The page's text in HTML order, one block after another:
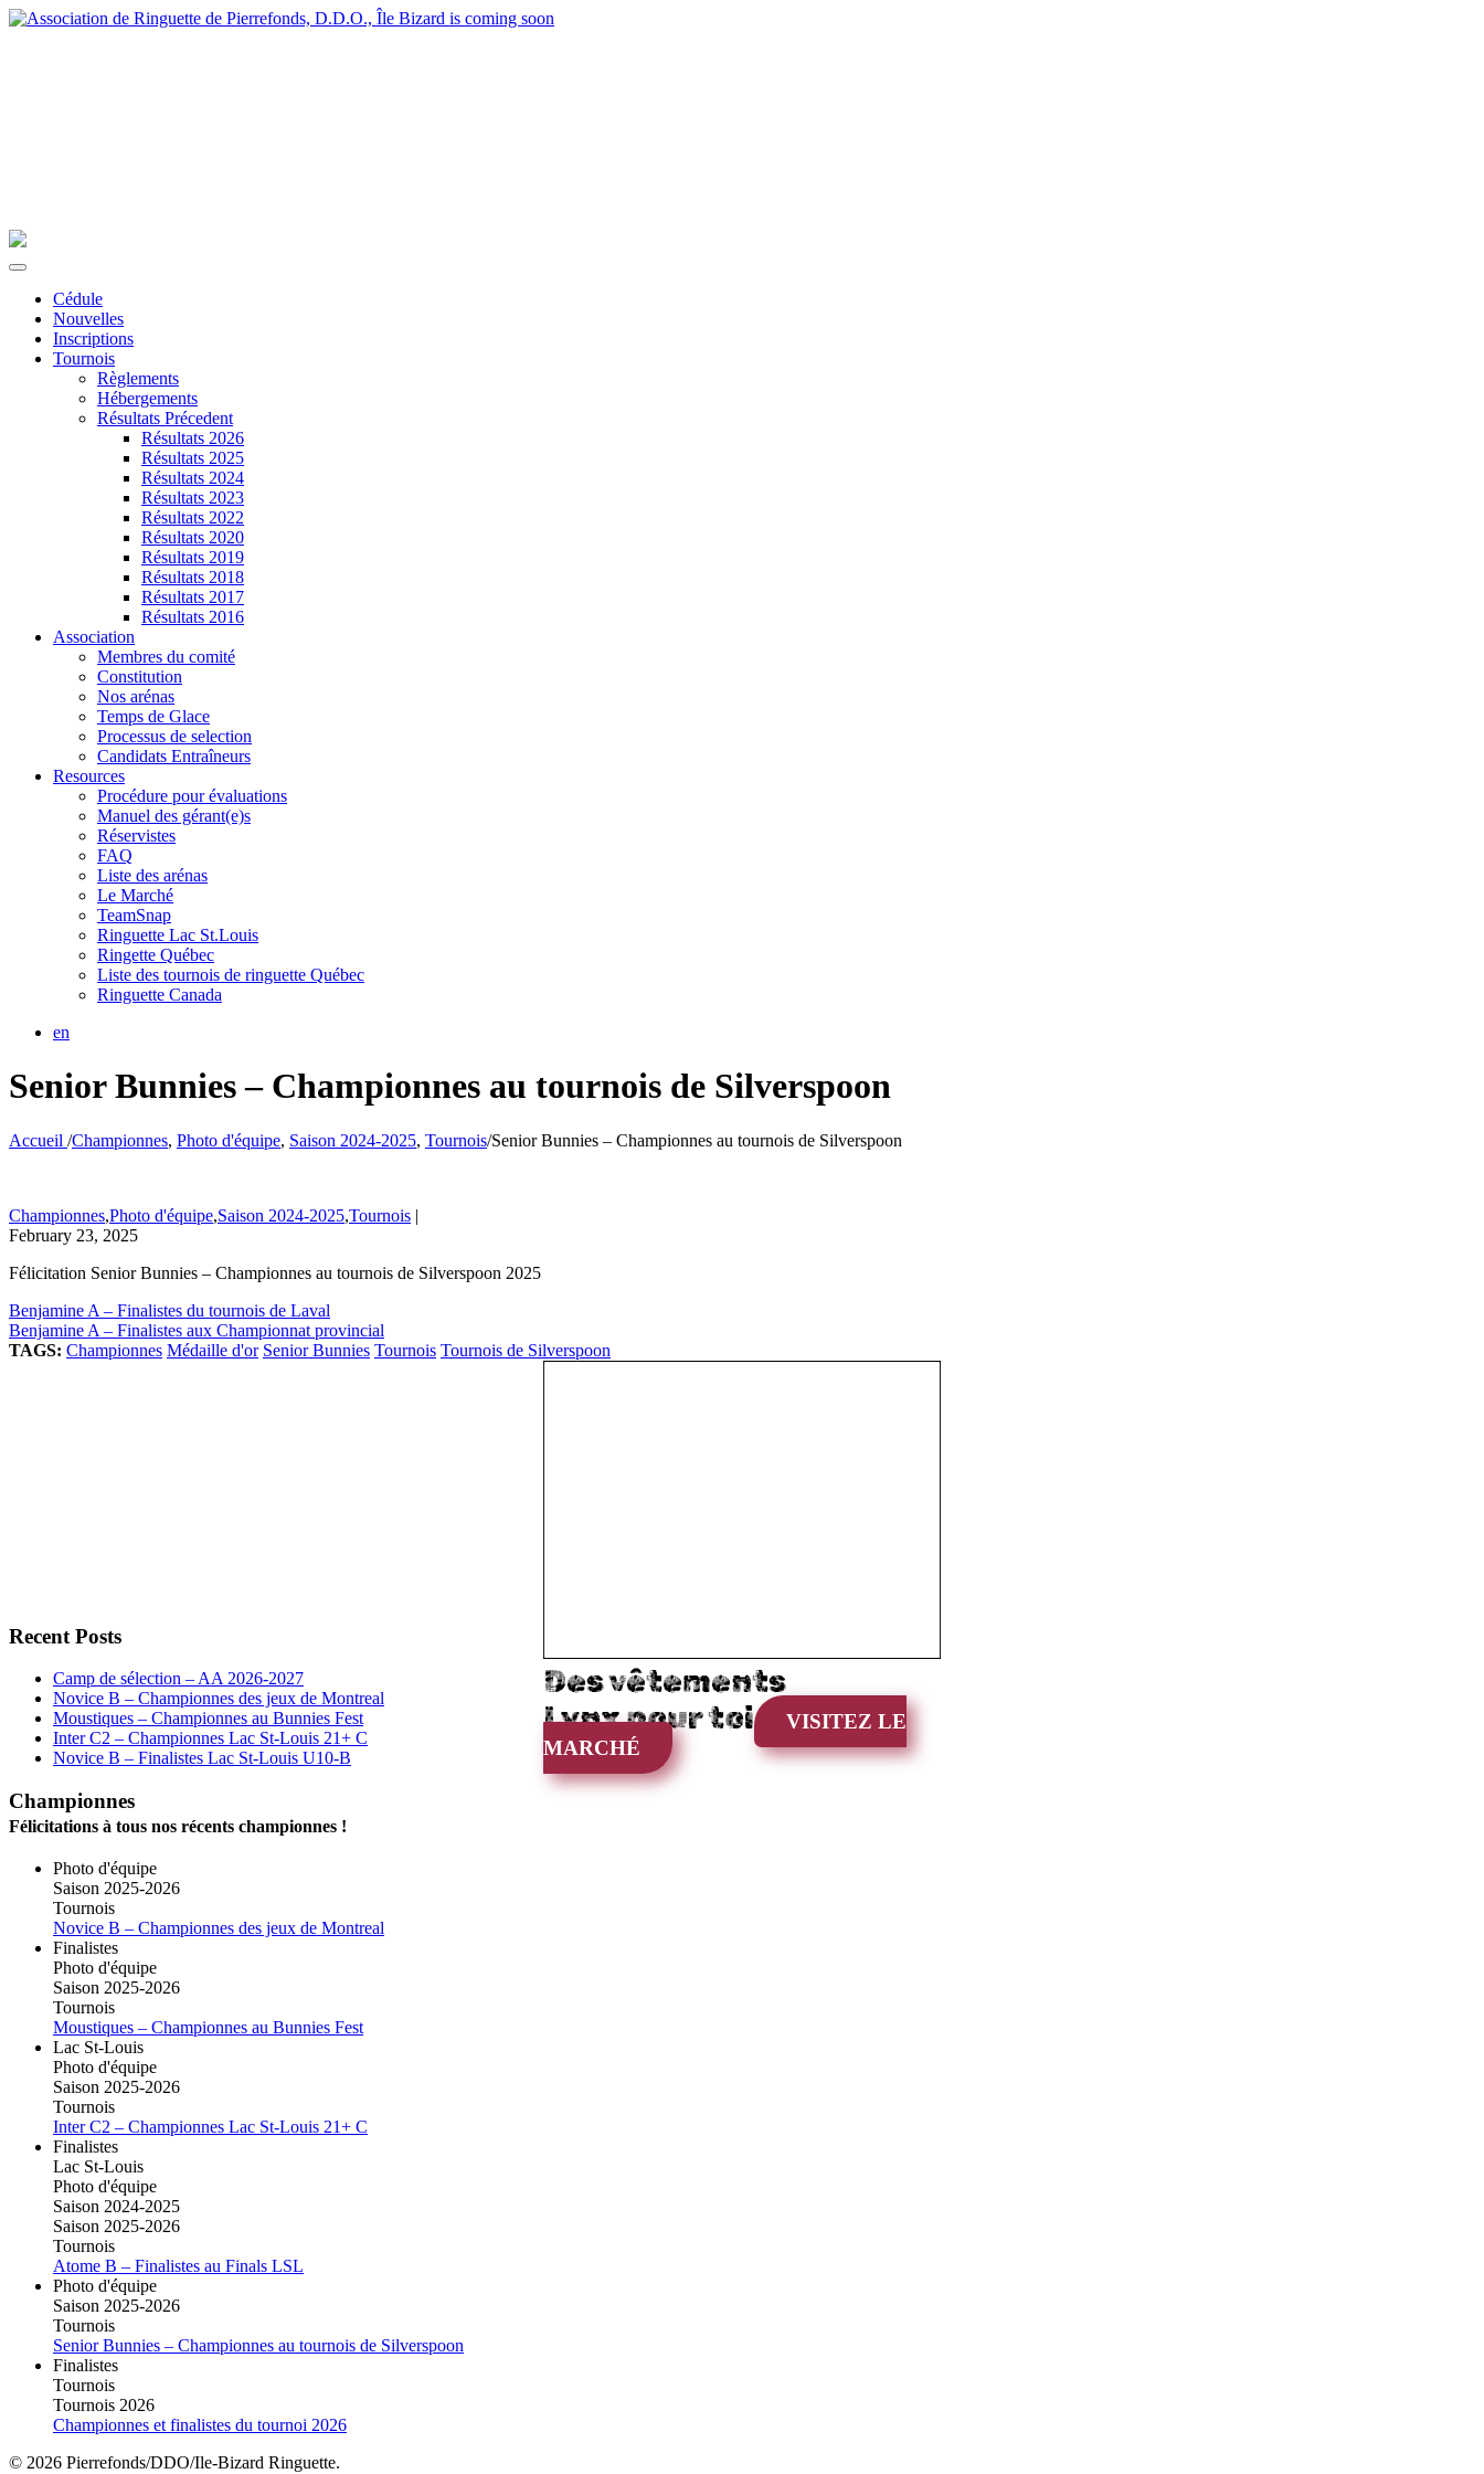
Cédule
Nouvelles
Inscriptions
Tournois
Règlements
Hébergements
Résultats Précedent
Résultats 2026
Résultats 2025
Résultats 2024
Résultats 2023
Résultats 2022
Résultats 2020
Résultats 2019
Résultats 2018
Résultats 2017
Résultats 2016
Association
Membres du comité
Constitution
Nos arénas
Temps de Glace
Processus de selection
Candidats Entraîneurs
Resources
Procédure pour évaluations
Manuel des gérant(e)s
Réservistes
FAQ
Liste des arénas
Le Marché
TeamSnap
Ringuette Lac St.Louis
Ringette Québec
Liste des tournois de ringuette Québec
Ringuette Canada
en
Senior Bunnies – Championnes au tournois de Silverspoon
Accueil /Championnes, Photo d'équipe, Saison 2024-2025, Tournois/Senior Bunnies – Championnes au tournois de Silverspoon
Championnes,Photo d'équipe,Saison 2024-2025,Tournois |
February 23, 2025
Félicitation Senior Bunnies – Championnes au tournois de Silverspoon 2025
Benjamine A – Finalistes du tournois de Laval
Benjamine A – Finalistes aux Championnat provincial
TAGS: Championnes Médaille d'or Senior Bunnies Tournois Tournois de Silverspoon
Des vêtements
Lynx pour toi
VISITEZ LE
MARCHÉ
Recent Posts
Camp de sélection – AA 2026-2027
Novice B – Championnes des jeux de Montreal
Moustiques – Championnes au Bunnies Fest
Inter C2 – Championnes Lac St-Louis 21+ C
Novice B – Finalistes Lac St-Louis U10-B
Championnes
Félicitations à tous nos récents championnes !
Photo d'équipe
Saison 2025-2026
Tournois
Novice B – Championnes des jeux de Montreal
Finalistes
Photo d'équipe
Saison 2025-2026
Tournois
Moustiques – Championnes au Bunnies Fest
Lac St-Louis
Photo d'équipe
Saison 2025-2026
Tournois
Inter C2 – Championnes Lac St-Louis 21+ C
Finalistes
Lac St-Louis
Photo d'équipe
Saison 2024-2025
Saison 2025-2026
Tournois
Atome B – Finalistes au Finals LSL
Photo d'équipe
Saison 2025-2026
Tournois
Senior Bunnies – Championnes au tournois de Silverspoon
Finalistes
Tournois
Tournois 2026
Championnes et finalistes du tournoi 2026
© 2026 Pierrefonds/DDO/Ile-Bizard Ringuette.